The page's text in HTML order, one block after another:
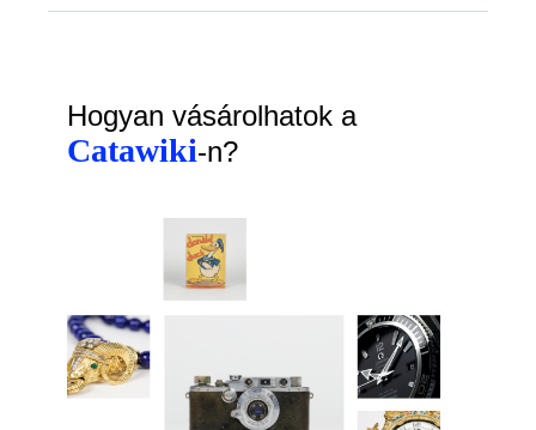
Hogyan vásárolhatok a
Catawiki-n?